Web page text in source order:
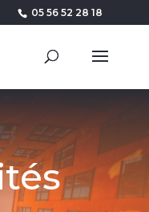
05 56 52 28 18